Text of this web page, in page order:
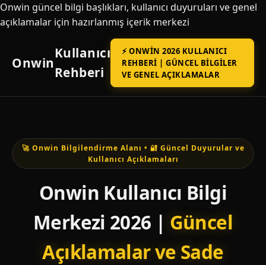
Onwin güncel bilgi başlıkları, kullanıcı duyuruları ve genel
açıklamalar için hazırlanmış içerik merkezi
Onwin
Kullanıcı
Rehberi
⚡ ONWIN 2026 KULLANICI
REHBERI | GÜNCEL BILGILER
VE GENEL AÇIKLAMALAR
🚀 Onwin Bilgilendirme Alanı • 🔐 Güncel Duyurular ve
Kullanıcı Açıklamaları
Onwin Kullanıcı Bilgi
Merkezi 2026 | Güncel
Açıklamalar ve Sade